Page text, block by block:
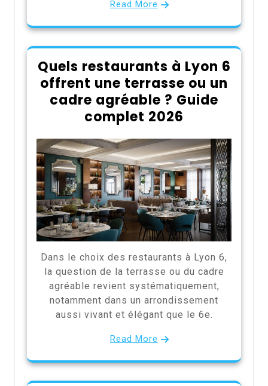
Read More
Quels restaurants à Lyon 6
offrent une terrasse ou un
cadre agréable ? Guide
complet 2026
Dans le choix des restaurants à Lyon 6,
la question de la terrasse ou du cadre
agréable revient systématiquement,
notamment dans un arrondissement
aussi vivant et élégant que le 6e.
Read More